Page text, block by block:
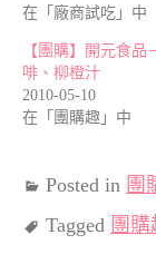
在「廠商試吃」中
【團購】開元食品
啡、柳橙汁
2010-05-10
在「團購趣」中
Posted in 團
Tagged 團購